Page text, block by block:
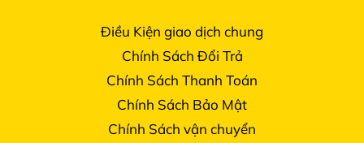
Điều Kiện giao dịch chung
Chính Sách Đổi Trả
Chính Sách Thanh Toán
Chính Sách Bảo Mật
Chính Sách vận chuyển